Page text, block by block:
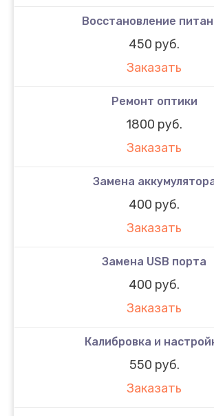
Восстановление
450 руб.
Заказать
Ремонт оптики
1800 руб.
Заказать
Замена
400 руб.
Заказать
Замена USB порта
400 руб.
Заказать
Калибровка и
550 руб.
Заказать